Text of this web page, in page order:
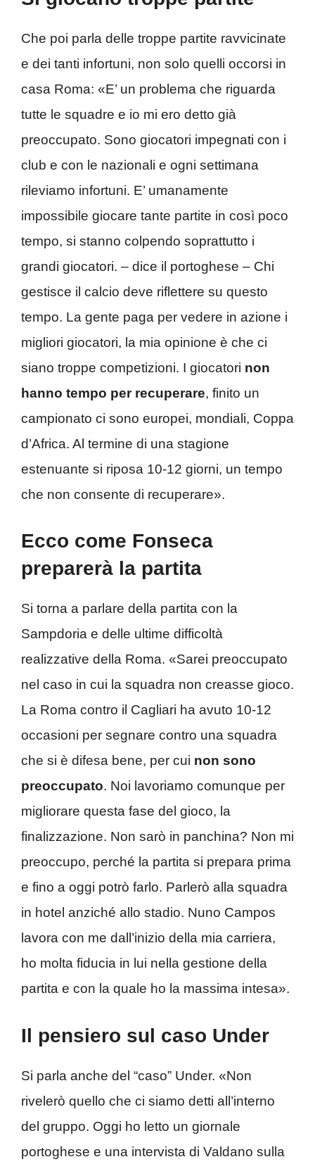
Che poi parla delle troppe partite ravvicinate
e dei tanti infortuni, non solo quelli occorsi in
casa Roma: «E’ un problema che riguarda
tutte le squadre e io mi ero detto già
preoccupato. Sono giocatori impegnati con i
club e con le nazionali e ogni settimana
rileviamo infortuni. E’ umanamente
impossibile giocare tante partite in così poco
tempo, si stanno colpendo soprattutto i
grandi giocatori. – dice il portoghese – Chi
gestisce il calcio deve riflettere su questo
tempo. La gente paga per vedere in azione i
migliori giocatori, la mia opinione è che ci
siano troppe competizioni. I giocatori non
hanno tempo per recuperare, finito un
campionato ci sono europei, mondiali, Coppa
d’Africa. Al termine di una stagione
estenuante si riposa 10-12 giorni, un tempo
che non consente di recuperare».
Ecco come Fonseca
preparerà la partita
Si torna a parlare della partita con la
Sampdoria e delle ultime difficoltà
realizzative della Roma. «Sarei preoccupato
nel caso in cui la squadra non creasse gioco.
La Roma contro il Cagliari ha avuto 10-12
occasioni per segnare contro una squadra
che si è difesa bene, per cui non sono
preoccupato. Noi lavoriamo comunque per
migliorare questa fase del gioco, la
finalizzazione. Non sarò in panchina? Non mi
preoccupo, perché la partita si prepara prima
e fino a oggi potrò farlo. Parlerò alla squadra
in hotel anziché allo stadio. Nuno Campos
lavora con me dall’inizio della mia carriera,
ho molta fiducia in lui nella gestione della
partita e con la quale ho la massima intesa».
Il pensiero sul caso Under
Si parla anche del “caso” Under. «Non
rivelerò quello che ci siamo detti all’interno
del gruppo. Oggi ho letto un giornale
portoghese e una intervista di Valdano sulla